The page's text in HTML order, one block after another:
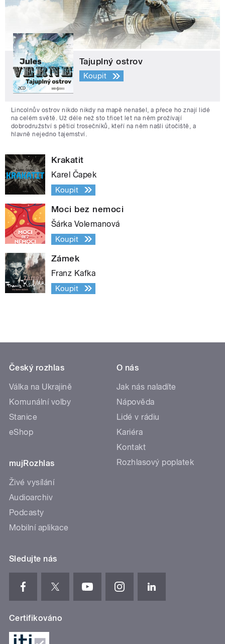
Tajuplný ostrov
Koupit
Lincolnův ostrov nikdo nikdy na mapě nenašel, a přece ho znají lidé
na celém světě. Už déle než sto třicet let na něm prožívají
dobrodružství s pěticí trosečníků, kteří na něm našli útočiště, a
hlavně nejedno tajemství.
Krakatit
Karel Čapek
Koupit
Moci bez nemoci
Šárka Volemanová
Koupit
Zámek
Franz Kafka
Koupit
Český rozhlas
Válka na Ukrajině
Komunální volby
Stanice
eShop
mujRozhlas
Živé vysílání
Audioarchiv
Podcasty
Mobilní aplikace
O nás
Jak nás naladíte
Nápověda
Lidé v rádiu
Kariéra
Kontakt
Rozhlasový poplatek
Sledujte nás
Certifikováno